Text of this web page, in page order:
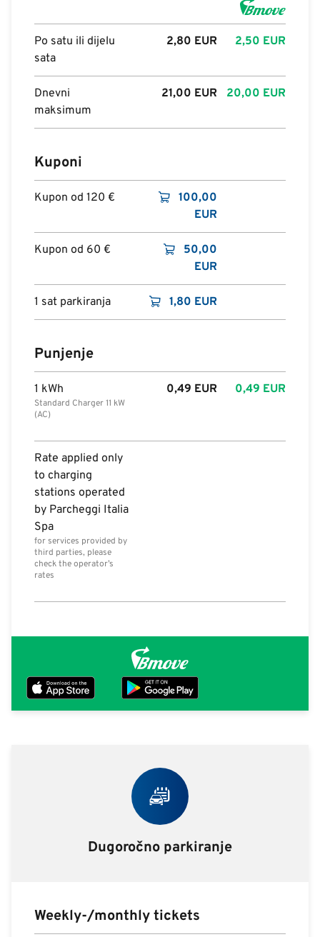
Po satu ili dijelu
sata
2,80 EUR 2,50 EUR
Dnevni
maksimum
21,00 EUR 20,00 EUR
Kuponi
Kupon od 120 €
100,00
EUR
Kupon od 60 €
50,00
EUR
1 sat parkiranja 1,80 EUR
Punjenje
1 kWh
Standard Charger 11 kW
(AC)
0,49 EUR 0,49 EUR
Rate applied only
to charging
stations operated
by Parcheggi Italia
Spa
for services provided by
third parties, please
check the operator’s
rates
Dugoročno parkiranje
Weekly-/monthly tickets